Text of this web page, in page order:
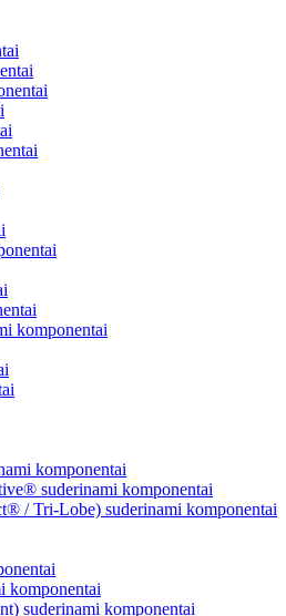
komponentai
komponentai
suderinami komponentai
/ Tri-Lobe) suderinami komponentai
komponentai
suderinami komponentai